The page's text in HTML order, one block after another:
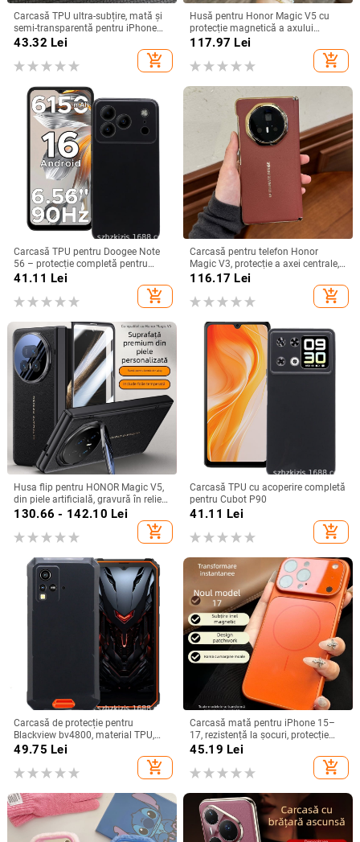
Carcasă TPU ultra-subțire, mată și
semi-transparentă pentru iPhone
11/12/14/15/16/17 Pro Max,
protecție împotriva căderilor, anti-
amprente
43.32 Lei
add_shopping_cart
Husă pentru Honor Magic V5 cu
protecție magnetică a axului
central, acoperire completă a
electroplacare, protecție anti-cădere
117.97 Lei
add_shopping_cart
Carcasă TPU pentru Doogee Note
56 – protecție completă pentru
Note 56, Plus și Pro, realizată
41.11 Lei
add_shopping_cart
Carcasă pentru telefon Honor
Magic V3, protecție a axei centrale,
noul model Magic V5, husă ușoară
electroplacare, anti-cădere
116.17 Lei
add_shopping_cart
Husa flip pentru HONOR Magic V5,
din piele artificială, gravură în relief,
stil Ins, anti-cadere
130.66 - 142.10 Lei
add_shopping_cart
Carcasă TPU cu acoperire completă
pentru Cubot P90
41.11 Lei
add_shopping_cart
Carcasă de protecție pentru
Blackview bv4800, material TPU,
realizată manual, personalizabilă
49.75 Lei
add_shopping_cart
Carcasă mată pentru iPhone 15–
17, rezistență la șocuri, protecție
pentru obiectiv, prindere magnetică,
45.19 Lei
add_shopping_cart